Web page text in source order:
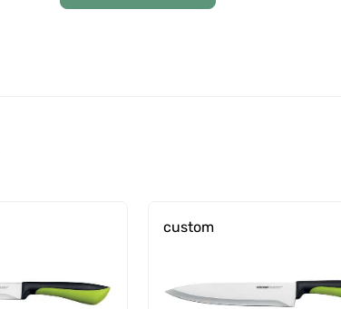
custom